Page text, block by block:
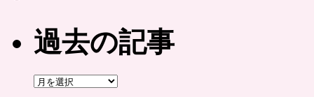
過去の記事
過